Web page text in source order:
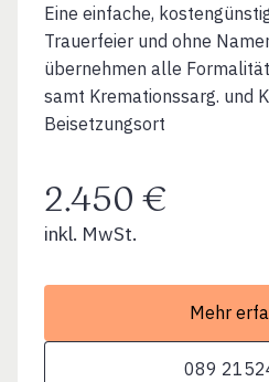
Eine einfache,
Trauerfeier und ohne
übernehmen alle
samt Kremationssarg. und
Beisetzungsort
2.450 €
inkl. MwSt.
Mehr
089